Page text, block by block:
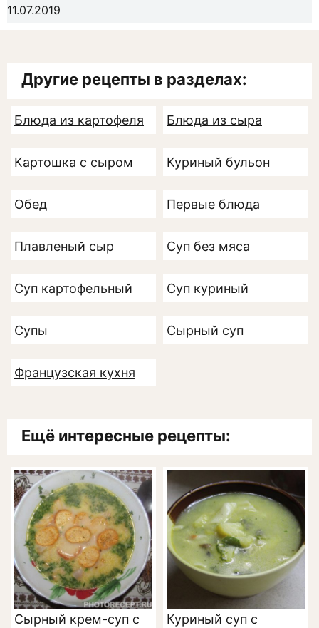
11.07.2019
Другие рецепты в разделах:
Блюда из картофеля Блюда из сыра
Картошка с сыром Куриный бульон
Обед Первые блюда
Плавленый сыр Суп без мяса
Суп картофельный Суп куриный
Супы Сырный суп
Французская кухня
Ещё интересные рецепты:
Сырный крем-суп с
Куриный суп с